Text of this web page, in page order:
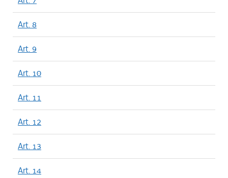
Art. 8
Art. 9
Art. 10
Art. 11
Art. 12
Art. 13
Art. 14